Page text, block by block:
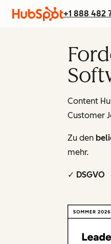
+1 888 482
Content
Customer
Zu den
mehr.
✓ DSGVO